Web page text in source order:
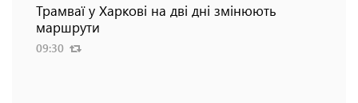
Трамваї у Харкові на дві дні змінюють
маршрути
09:30